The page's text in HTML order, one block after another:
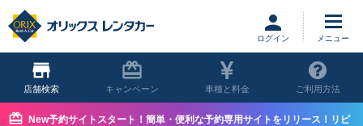
ログイン
店舗 キャンペーン 車種と料金 ご利用方法
New予約サイトスタート！簡単・便利な予約専用サイトをリリース！リピ